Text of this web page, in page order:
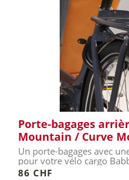
Porte-bagages
Mountain / Curve
Un porte-bagages avec
pour votre vélo cargo
86 CHF